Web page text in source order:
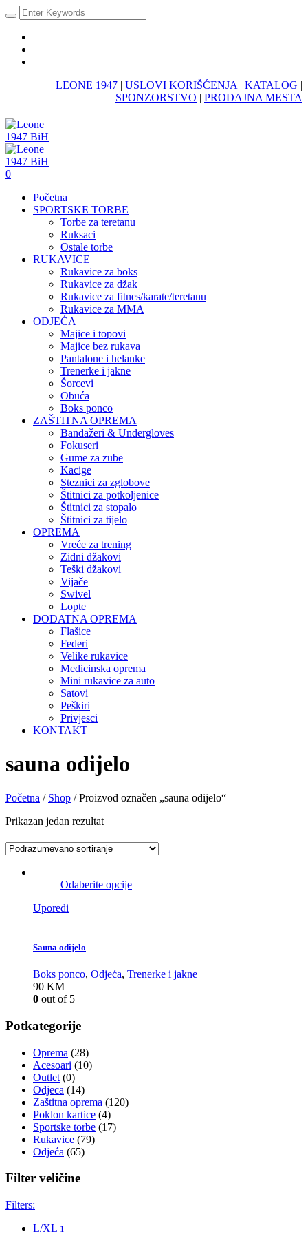
LEONE 1947 | USLOVI KORIŠĆENJA | KATALOG |
SPONZORSTVO | PRODAJNA MESTA
0
Početna
SPORTSKE TORBE
Torbe za teretanu
Ruksaci
Ostale torbe
RUKAVICE
Rukavice za boks
Rukavice za džak
Rukavice za fitnes/karate/teretanu
Rukavice za MMA
ODJEĆA
Majice i topovi
Majice bez rukava
Pantalone i helanke
Trenerke i jakne
Šorcevi
Obuća
Boks ponco
ZAŠTITNA OPREMA
Bandažeri & Undergloves
Fokuseri
Gume za zube
Kacige
Steznici za zglobove
Štitnici za potkoljenice
Štitnici za stopalo
Štitnici za tijelo
OPREMA
Vreće za trening
Zidni džakovi
Teški džakovi
Vijače
Swivel
Lopte
DODATNA OPREMA
Flašice
Federi
Velike rukavice
Medicinska oprema
Mini rukavice za auto
Satovi
Peškiri
Privjesci
KONTAKT
sauna odijelo
Početna / Shop / Proizvod označen „sauna odijelo“
Prikazan jedan rezultat
Odaberite opcije
Uporedi
Sauna odijelo
Boks ponco, Odjeća, Trenerke i jakne
90 KM
0 out of 5
Potkategorije
Oprema (28)
Acesoari (10)
Outlet (0)
Odjeca (14)
Zaštitna oprema (120)
Poklon kartice (4)
Sportske torbe (17)
Rukavice (79)
Odjeća (65)
Filter veličine
Filters:
L/XL 1